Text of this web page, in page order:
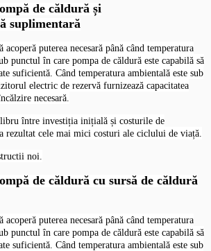
de căldură și
suplimentară
acoperă puterea necesară până când temperatura
punctul în care pompa de căldură este capabilă să
suficientă. Când temperatura ambientală este sub
electric de rezervă furnizează capacitatea
necesară.
între investiția inițială și costurile de
rezultat cele mai mici costuri ale ciclului de viață.
noi.
de căldură cu sursă de căldură
acoperă puterea necesară până când temperatura
punctul în care pompa de căldură este capabilă să
suficientă. Când temperatura ambientală este sub